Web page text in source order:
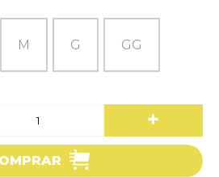
M G GG
+